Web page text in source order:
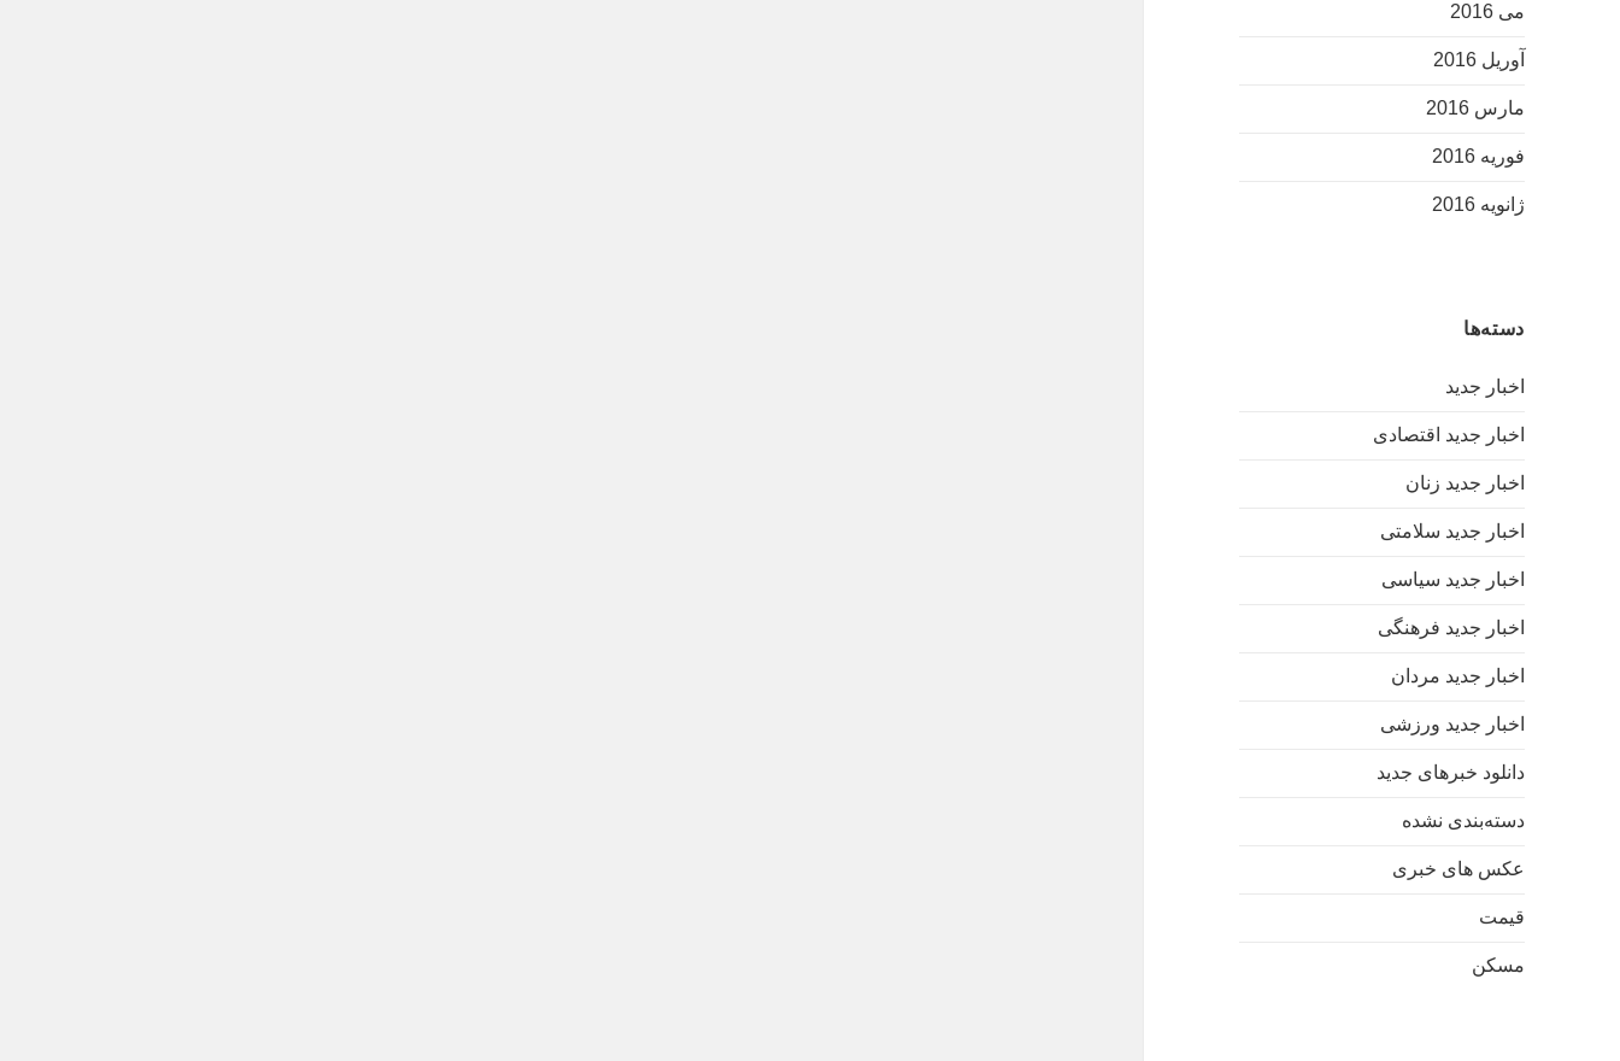
می 2016
آوریل 2016
مارس 2016
فوریه 2016
ژانویه 2016
دسته‌ها
اخبار جدید
اخبار جدید اقتصادی
اخبار جدید زنان
اخبار جدید سلامتی
اخبار جدید سیاسی
اخبار جدید فرهنگی
اخبار جدید مردان
اخبار جدید ورزشی
دانلود خبرهای جدید
دسته‌بندی نشده
عکس های خبری
قیمت
مسکن